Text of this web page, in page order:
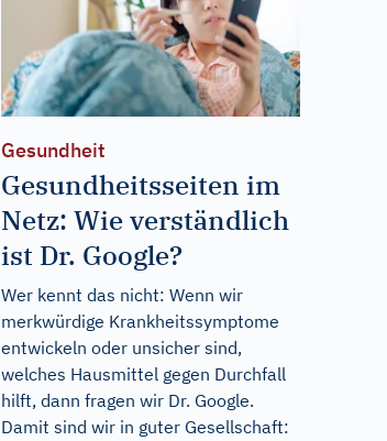
Gesundheit
Gesundheitsseiten im
Netz: Wie verständlich
ist Dr. Google?
Wer kennt das nicht: Wenn wir
merkwürdige Krankheitssymptome
entwickeln oder unsicher sind,
welches Hausmittel gegen Durchfall
hilft, dann fragen wir Dr. Google.
Damit sind wir in guter Gesellschaft: